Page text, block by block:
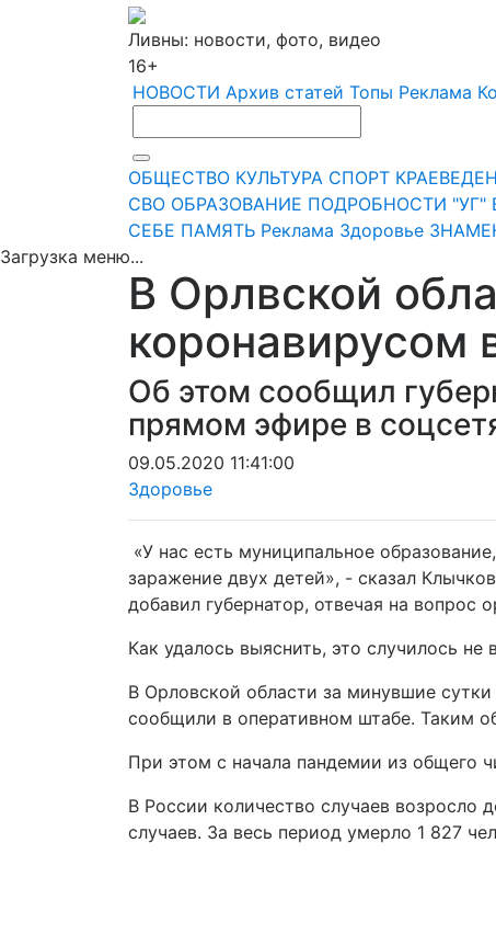
Ливны: новости, фото, видео
16+
НОВОСТИ Архив статей Топы Реклама
ОБЩЕСТВО КУЛЬТУРА СПОРТ
СВО ОБРАЗОВАНИЕ ПОДРОБНОСТИ
СЕБЕ ПАМЯТЬ Реклама Здоровье
Загрузка меню...
В Орлвской
коронавирусом
Об этом сообщил
прямом эфире в
09.05.2020 11:41:00
Здоровье
«У нас есть муниципальное
заражение двух детей», - сказал
добавил губернатор, отвечая на вопрос
Как удалось выяснить, это случилось
В Орловской области за минувшие
сообщили в оперативном штабе. Таким
При этом с начала пандемии из общего
В России количество случаев возросло
случаев. За весь период умерло 1 827